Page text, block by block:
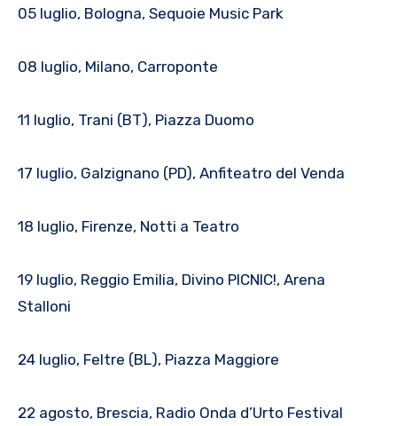
05 luglio, Bologna, Sequoie Music Park
08 luglio, Milano, Carroponte
11 luglio, Trani (BT), Piazza Duomo
17 luglio, Galzignano (PD), Anfiteatro del Venda
18 luglio, Firenze, Notti a Teatro
19 luglio, Reggio Emilia, Divino PICNIC!, Arena
Stalloni
24 luglio, Feltre (BL), Piazza Maggiore
22 agosto, Brescia, Radio Onda d’Urto Festival